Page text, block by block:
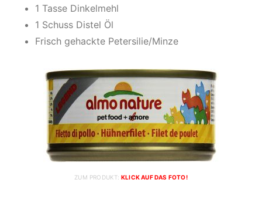
1 Tasse Dinkelmehl
1 Schuss Distel Öl
Frisch gehackte Petersilie/Minze
ZUM PRODUKT: KLICK AUF DAS FOTO!